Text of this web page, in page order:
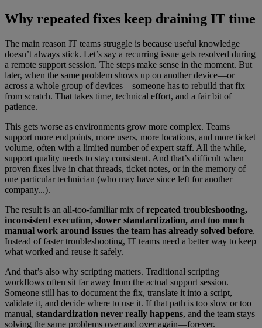
Why repeated fixes keep draining IT time
The main reason IT teams struggle is because useful knowledge
doesn’t always stick. Let’s say a recurring issue gets resolved during
a remote support session. The steps make sense in the moment. But
later, when the same problem shows up on another device—or
across a whole group of devices—someone has to rebuild that fix
from scratch. That takes time, technical effort, and a fair bit of
patience.
This gets worse as environments grow more complex. Teams
support more endpoints, more users, more locations, and more ticket
volume, often with a limited number of expert staff. All the while,
support quality needs to stay consistent. And that’s difficult when
proven fixes live in chat threads, ticket notes, or in the memory of
one particular technician (who may have since left for another
company...).
The result is an all-too-familiar mix ofrepeated troubleshooting,
inconsistent execution, slower standardization, and too much
manual work around issues the team has already solved before.
Instead of faster troubleshooting, IT teams need a better way to keep
what worked and reuse it safely.
And that’s also why scripting matters. Traditional scripting
workflows often sit far away from the actual support session.
Someone still has to document the fix, translate it into a script,
validate it, and decide where to use it. If that path is too slow or too
manual, standardization never really happens, and the team stays
solving the same problems over and over again—forever.